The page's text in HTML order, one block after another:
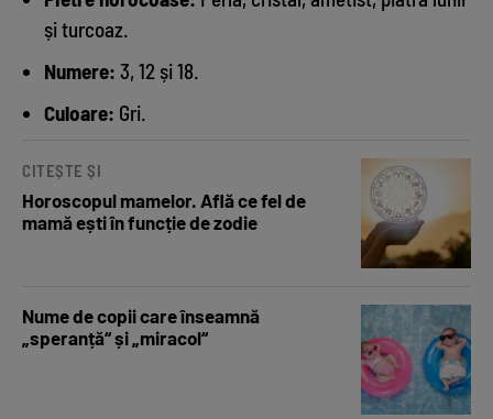
și turcoaz.
Numere: 3, 12 și 18.
Culoare: Gri.
CITEȘTE ȘI
Horoscopul mamelor. Află ce fel de
mamă ești în funcție de zodie
Nume de copii care înseamnă
„speranță“ și „miracol“